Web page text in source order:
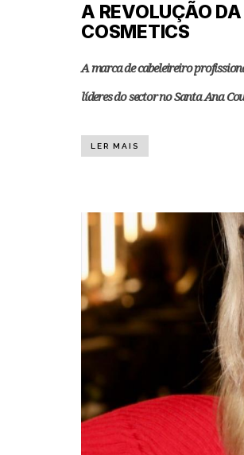
A REVOLUÇÃO
COSMETICS
A marca de cabeleireiro
líderes do sector no Santa Ana
LER MAIS